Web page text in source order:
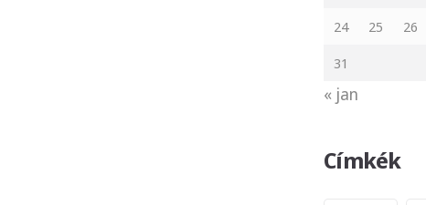
24
25 26
31
« jan
Címkék